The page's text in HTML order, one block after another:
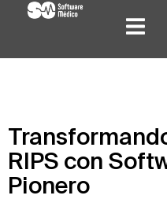
RIPS con
Pionero